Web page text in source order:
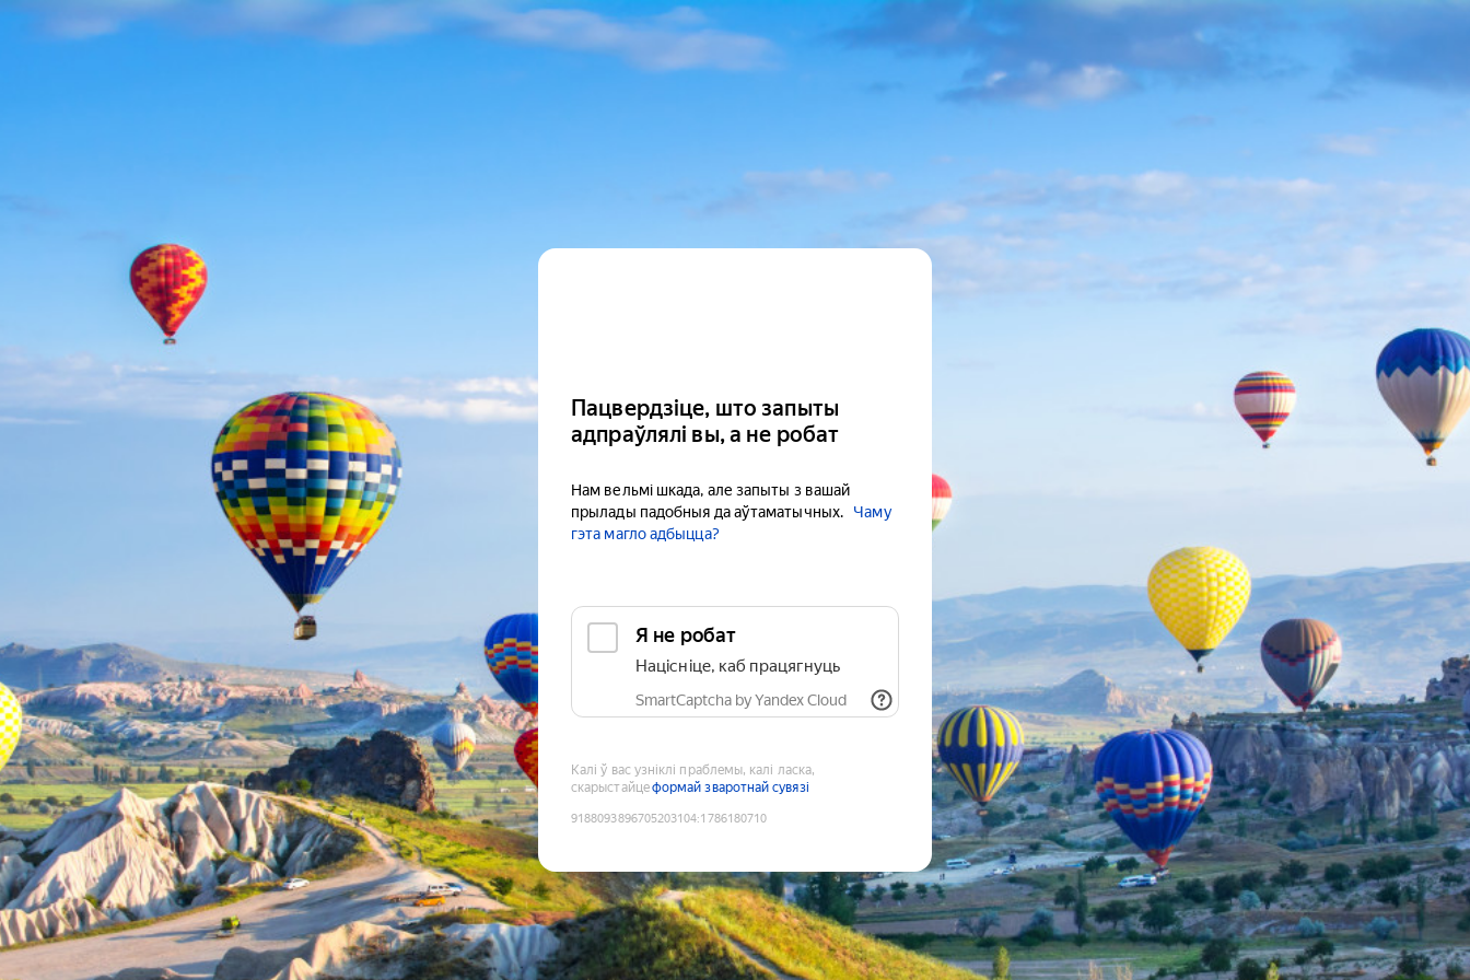
Пацвердзіце, што запыты
адпраўлялі вы, а не робат
Нам вельмі шкада, але запыты з вашай
прылады падобныя да аўтаматычных.
Чаму
гэта магло адбыцца?
Я не робат
Націсніце, каб працягнуць
SmartCaptcha by Yandex Cloud
Калі ў вас узніклі праблемы, калі ласка,
скарыстайцеформай зваротнай сувязі
9188093896705203104:1786180710